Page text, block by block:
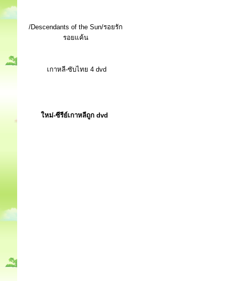
/Descendants of the Sun/รอยรัก
รอยแค้น
เกาหลี-ซับไทย 4 dvd
ใหม่-ซีรีย์เกาหลีถูก dvd